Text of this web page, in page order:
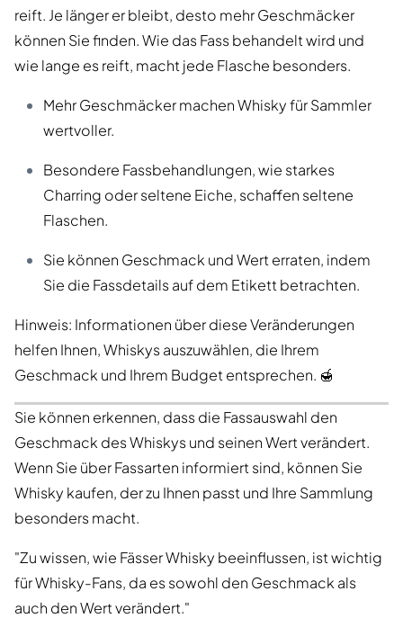
reift. Je länger er bleibt, desto mehr Geschmäcker
können Sie finden. Wie das Fass behandelt wird und
wie lange es reift, macht jede Flasche besonders.
Mehr Geschmäcker machen Whisky für Sammler
wertvoller.
Besondere Fassbehandlungen, wie starkes
Charring oder seltene Eiche, schaffen seltene
Flaschen.
Sie können Geschmack und Wert erraten, indem
Sie die Fassdetails auf dem Etikett betrachten.
Hinweis: Informationen über diese Veränderungen
helfen Ihnen, Whiskys auszuwählen, die Ihrem
Geschmack und Ihrem Budget entsprechen. 🍯
Sie können erkennen, dass die Fassauswahl den
Geschmack des Whiskys und seinen Wert verändert.
Wenn Sie über Fassarten informiert sind, können Sie
Whisky kaufen, der zu Ihnen passt und Ihre Sammlung
besonders macht.
"Zu wissen, wie Fässer Whisky beeinflussen, ist wichtig
für Whisky-Fans, da es sowohl den Geschmack als
auch den Wert verändert."